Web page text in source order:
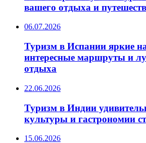
вашего отдыха и
06.07.2026
Туризм в Испании яркие
интересные маршруты и
отдыха
22.06.2026
Туризм в Индии
культуры и гастрономии
15.06.2026